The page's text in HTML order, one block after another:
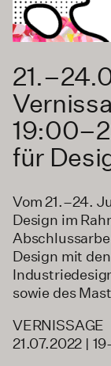
für
Vom 21.–24.
Design im
Design mit
sowie des
VERNISSAGE
21.07.2022 |